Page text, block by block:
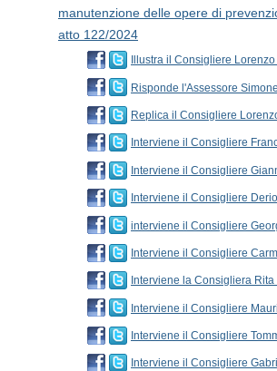
manutenzione delle opere di
atto 122/2024
Illustra il Consigliere
Risponde l'Assessore
Replica il Consigliere
Interviene il Consigliere
Interviene il Consigliere
Interviene il Consigliere
interviene il Consigliere
Interviene il Consigliere
Interviene la Consigliera Rita
Interviene il Consigliere
Interviene il Consigliere
Interviene il Consigliere